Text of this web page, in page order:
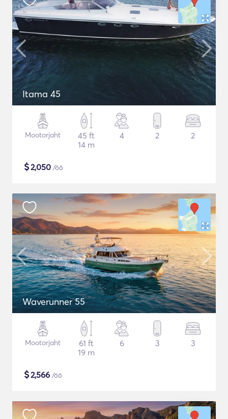
Itama 45
Mootorjaht
45 ft
14 m
4 2 2
$2,050 /öö
Waverunner 55
Mootorjaht
61 ft
19 m
6 3 3
$2,566 /öö